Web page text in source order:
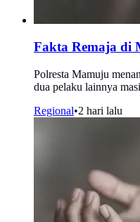
Fakta Remaja di
Polresta Mamuju
dua pelaku lainnya
Regional•2 hari lalu